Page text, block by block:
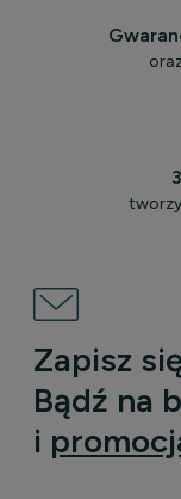
Zapisz
Bądź na
i